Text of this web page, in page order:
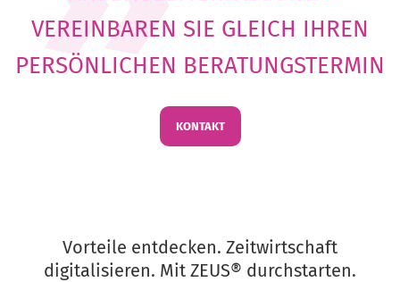
VEREINBAREN SIE GLEICH IHREN
PERSÖNLICHEN BERATUNGSTERMIN
KONTAKT
Vorteile entdecken. Zeitwirtschaft
digitalisieren. Mit ZEUS® durchstarten.